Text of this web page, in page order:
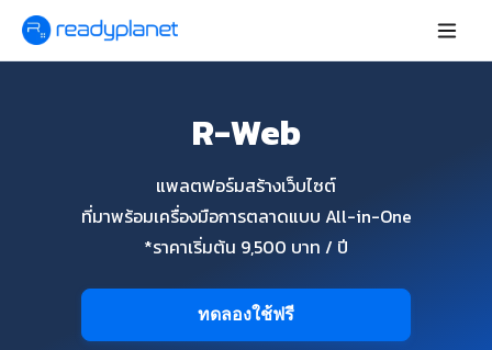
R-Web
แพลตฟอร์มสร้างเว็บไซต์
ที่มาพร้อมเครื่องมือการตลาดแบบ All-in-One
*ราคาเริ่มต้น 9,500 บาท / ปี
ทดลองใช้ฟรี